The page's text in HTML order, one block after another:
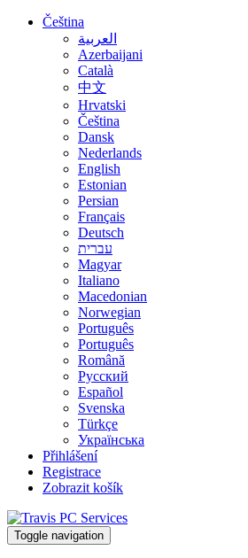
Čeština
العربية
Azerbaijani
Català
中文
Hrvatski
Čeština
Dansk
Nederlands
English
Estonian
Persian
Français
Deutsch
עברית
Magyar
Italiano
Macedonian
Norwegian
Português
Português
Română
Русский
Español
Svenska
Türkçe
Українська
Přihlášení
Registrace
Zobrazit košík
Toggle navigation